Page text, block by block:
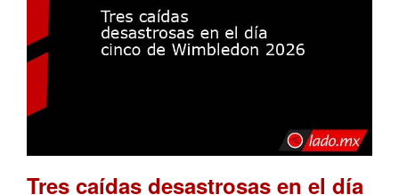
Tres caídas desastrosas en el día